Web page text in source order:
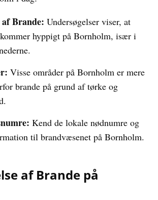
Brande: Undersøgelser viser, at
hyppigt på Bornholm, især i
Visse områder på Bornholm er mere
brande på grund af tørke og
Kend de lokale nødnumre og
til brandvæsenet på Bornholm.
af Brande på